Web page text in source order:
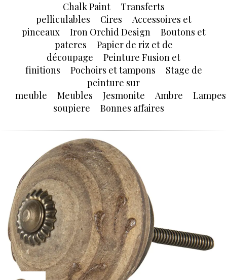
Chalk Paint
Transferts
pelliculables
Cires
Accessoires et
pinceaux
Iron Orchid Design
Boutons et
pateres
Papier de riz et de
découpage
Peinture Fusion et
finitions
Pochoirs et tampons
Stage de
peinture sur
meuble
Meubles Jesmonite Ambre
Lampes
soupiere
Bonnes affaires